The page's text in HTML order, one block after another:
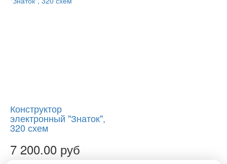
Конструктор
электронный "Знаток",
320 схем
7 200.00 руб